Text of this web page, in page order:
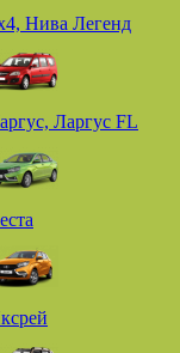
Нива Легенд
Ларгус FL